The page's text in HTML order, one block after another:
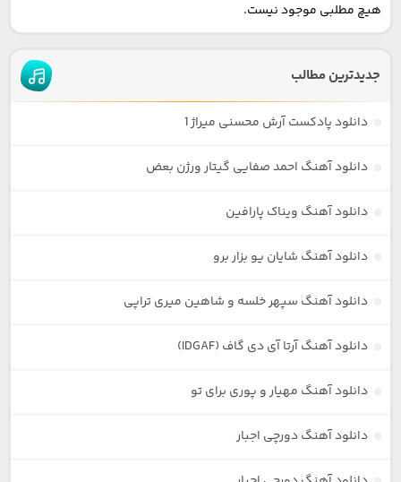
هیچ مطلبی موجود نیست.
جدیدترین مطالب
دانلود پادکست آرش محسنی میراژ 1
دانلود آهنگ احمد صفایی گیتار ورژن بعض
دانلود آهنگ ویناک پارافین
دانلود آهنگ شایان یو بزار برو
دانلود آهنگ سپهر خلسه و شاهین میری تراپی
دانلود آهنگ آرتا آی دی گاف (IDGAF)
دانلود آهنگ مهیار و پوری برای تو
دانلود آهنگ دورچی اجبار